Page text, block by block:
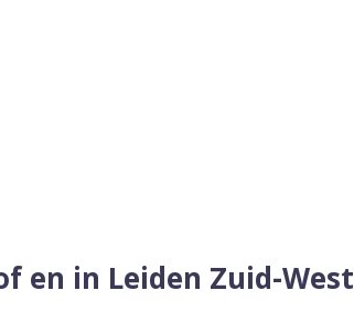
en in Leiden Zuid-West